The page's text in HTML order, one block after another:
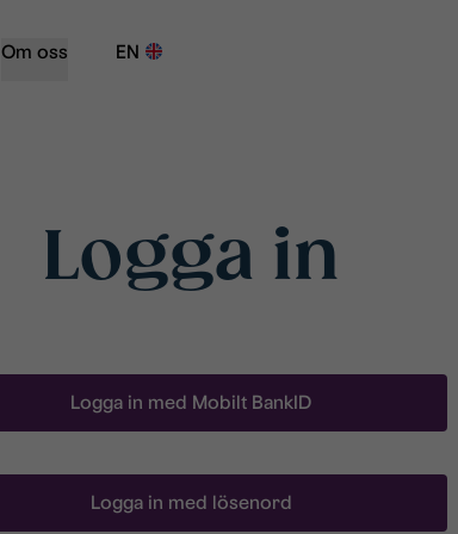
Om oss EN
Logga in
Logga in med Mobilt BankID
Logga in med lösenord